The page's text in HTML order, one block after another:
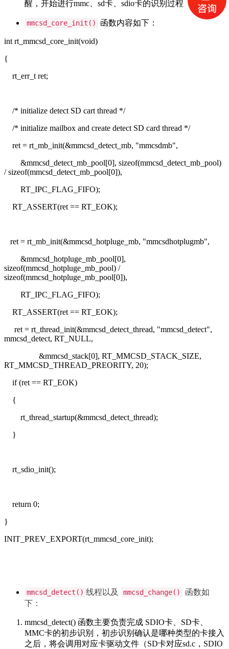
醒，开始进行mmc、sd卡、sdio卡的识别过程
mmcsd_core_init() 函数内容如下：
int rt_mmcsd_core_init(void)
{
rt_err_t ret;
/* initialize detect SD cart thread */
/* initialize mailbox and create detect SD card thread */
ret = rt_mb_init(&mmcsd_detect_mb, "mmcsdmb",
&mmcsd_detect_mb_pool[0], sizeof(mmcsd_detect_mb_pool)
/ sizeof(mmcsd_detect_mb_pool[0]),
RT_IPC_FLAG_FIFO);
RT_ASSERT(ret == RT_EOK);
ret = rt_mb_init(&mmcsd_hotpluge_mb, "mmcsdhotplugmb",
&mmcsd_hotpluge_mb_pool[0],
sizeof(mmcsd_hotpluge_mb_pool) /
sizeof(mmcsd_hotpluge_mb_pool[0]),
RT_IPC_FLAG_FIFO);
RT_ASSERT(ret == RT_EOK);
ret = rt_thread_init(&mmcsd_detect_thread, "mmcsd_detect",
mmcsd_detect, RT_NULL,
&mmcsd_stack[0], RT_MMCSD_STACK_SIZE,
RT_MMCSD_THREAD_PREORITY, 20);
if (ret == RT_EOK)
{
rt_thread_startup(&mmcsd_detect_thread);
}
rt_sdio_init();
return 0;
}
INIT_PREV_EXPORT(rt_mmcsd_core_init);
mmcsd_detect() 线程以及 mmcsd_change()
函数如
下：
mmcsd_detect() 函数主要负责完成 SDIO卡、SD卡、
MMC卡的初步识别，初步识别确认是哪种类型的卡接入
之后，将会调用对应卡驱动文件（SD卡对应sd.c，SDIO